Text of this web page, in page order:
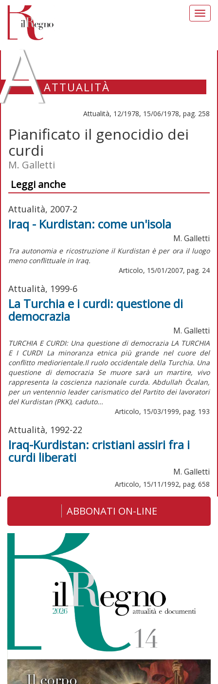
ATTUALITÀ
Attualità, 12/1978, 15/06/1978, pag. 258
Pianificato il genocidio dei
curdi
M. Galletti
Leggi anche
Attualità, 2007-2
Iraq - Kurdistan: come un'isola
M. Galletti
Tra autonomia e ricostruzione il Kurdistan è per ora il luogo
meno conflittuale in Iraq.
Articolo, 15/01/2007, pag. 24
Attualità, 1999-6
La Turchia e i curdi: questione di
democrazia
M. Galletti
TURCHIA E CURDI: Una questione di democrazia LA TURCHIA
E I CURDI La minoranza etnica più grande nel cuore del
conflitto mediorientale.Il ruolo occidentale della Turchia. Una
questione di democrazia Se muore sarà un martire, vivo
rappresenta la coscienza nazionale curda. Abdullah Öcalan,
per un ventennio leader carismatico del Partito dei lavoratori
del Kurdistan (PKK), caduto...
Articolo, 15/03/1999, pag. 193
Attualità, 1992-22
Iraq-Kurdistan: cristiani assiri fra i
curdi liberati
M. Galletti
Articolo, 15/11/1992, pag. 658
ABBONATI ON-LINE